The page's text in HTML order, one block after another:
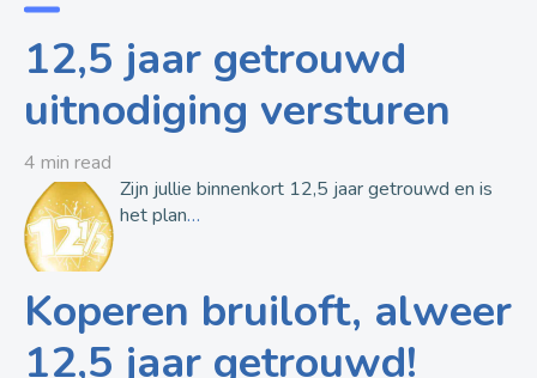
12,5 jaar getrouwd
uitnodiging versturen
4 min read
Zijn jullie binnenkort 12,5 jaar getrouwd en is
het plan…
Koperen bruiloft, alweer
12,5 jaar getrouwd!